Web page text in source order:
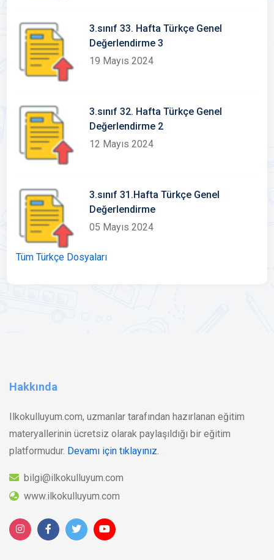
3.sınıf 33. Hafta Türkçe Genel
Değerlendirme 3
19 Mayıs 2024
3.sınıf 32. Hafta Türkçe Genel
Değerlendirme 2
12 Mayıs 2024
3.sınıf 31.Hafta Türkçe Genel
Değerlendirme
05 Mayıs 2024
Tüm Türkçe Dosyaları
Hakkında
Ilkokulluyum.com, uzmanlar tarafından hazırlanan eğitim
materyallerinin ücretsiz olarak paylaşıldığı bir eğitim
platformudur. Devamı için tıklayınız.
bilgi@ilkokulluyum.com
www.ilkokulluyum.com